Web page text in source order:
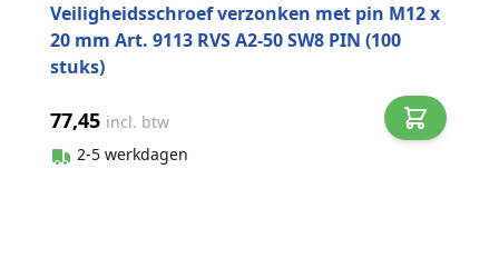
Veiligheidsschroef verzonken met pin M12 x
20 mm Art. 9113 RVS A2-50 SW8 PIN (100
stuks)
77,45 incl. btw
2-5 werkdagen